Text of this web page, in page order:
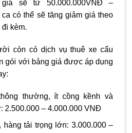
sẽ từ 50.000.000VNĐ –
có thể sẽ tăng giảm giá theo
kèm.
còn có dịch vụ thuê xe cẩu
gói với bảng giá được áp dụng
thường, ít cồng kềnh và
2.500.000 – 4.000.000 VNĐ
tải trọng lớn: 3.000.000 –